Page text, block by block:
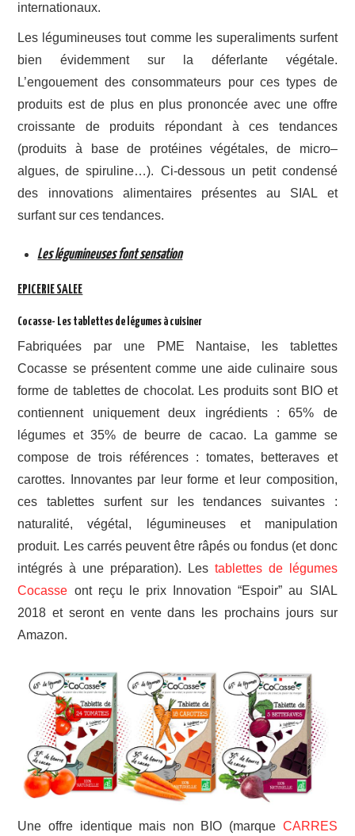
internationaux.
Les légumineuses tout comme les superaliments surfent
bien évidemment sur la déferlante végétale.
L’engouement des consommateurs pour ces types de
produits est de plus en plus prononcée avec une offre
croissante de produits répondant à ces tendances
(produits à base de protéines végétales, de micro–
algues, de spiruline…). Ci-dessous un petit condensé
des innovations alimentaires présentes au SIAL et
surfant sur ces tendances.
Les légumineuses font sensation
EPICERIE SALEE
Cocasse- Les tablettes de légumes à cuisiner
Fabriquées par une PME Nantaise, les tablettes
Cocasse se présentent comme une aide culinaire sous
forme de tablettes de chocolat. Les produits sont BIO et
contiennent uniquement deux ingrédients : 65% de
légumes et 35% de beurre de cacao. La gamme se
compose de trois références : tomates, betteraves et
carottes. Innovantes par leur forme et leur composition,
ces tablettes surfent sur les tendances suivantes :
naturalité, végétal, légumineuses et manipulation
produit. Les carrés peuvent être râpés ou fondus (et donc
intégrés à une préparation). Les tablettes de légumes
Cocasse ont reçu le prix Innovation “Espoir” au SIAL
2018 et seront en vente dans les prochains jours sur
Amazon.
Une offre identique mais non BIO (marque CARRES